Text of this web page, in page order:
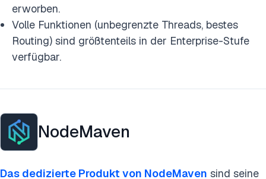
erworben.
Volle Funktionen (unbegrenzte Threads, bestes
Routing) sind größtenteils in der Enterprise-Stufe
verfügbar.
NodeMaven
Das dedizierte Produkt von NodeMaven sind seine